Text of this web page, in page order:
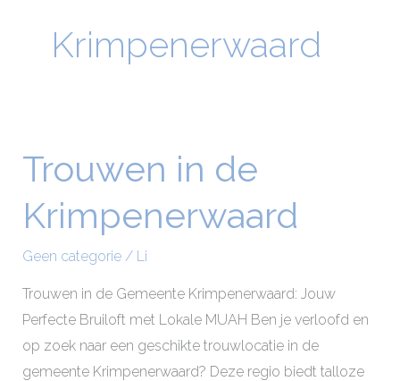
Krimpenerwaard
Trouwen in de
Krimpenerwaard
Geen categorie/ Li
Trouwen in de Gemeente Krimpenerwaard: Jouw
Perfecte Bruiloft met Lokale MUAH Ben je verloofd en
op zoek naar een geschikte trouwlocatie in de
gemeente Krimpenerwaard? Deze regio biedt talloze
Trouwen
de
Krimpenerwaard